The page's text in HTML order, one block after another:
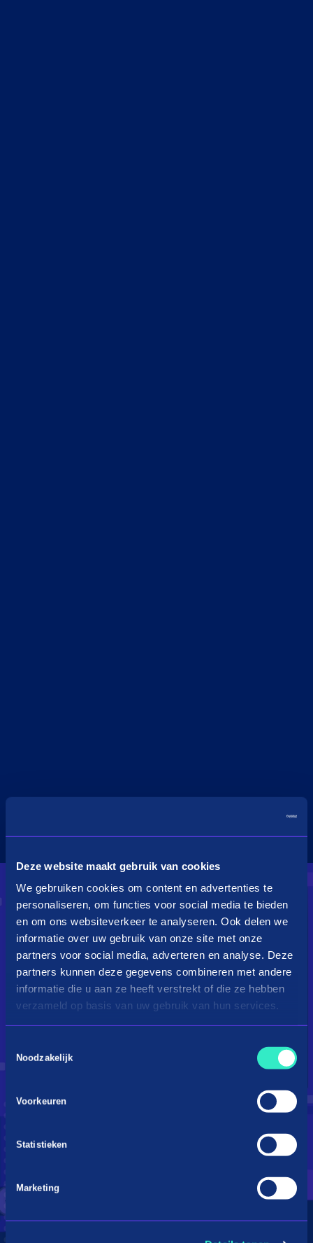
Deze website maakt gebruik van cookies
We gebruiken cookies om content en advertenties te
personaliseren, om functies voor social media te bieden
en om ons websiteverkeer te analyseren. Ook delen we
informatie over uw gebruik van onze site met onze
partners voor social media, adverteren en analyse. Deze
partners kunnen deze gegevens combineren met andere
informatie die u aan ze heeft verstrekt of die ze hebben
verzameld op basis van uw gebruik van hun services.
Noodzakelijk
Voorkeuren
Statistieken
Marketing
Droom je van een kingsize